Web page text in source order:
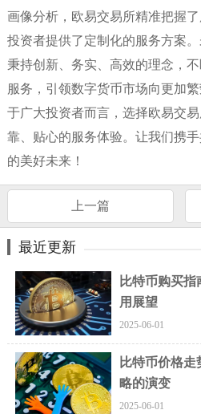
画像分析，欧易交易所精准把握
投资者提供了定制化的服务方案
秉持创新、务实、高效的理念，
服务，引领数字货币市场向更加
于广大投资者而言，选择欧易交
靠、贴心的服务体验。让我们携
的美好未来！
上一篇
最近更新
比特币购买
用展望
2025-06-01
比特币价格
略的演变
2025-06-01